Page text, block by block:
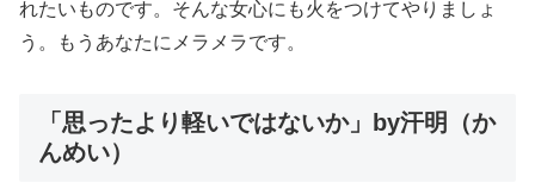
れたいものです。そんな女心にも火をつけてやりましょ
う。もうあなたにメラメラです。
「思ったより軽いではないか」by汗明（か
んめい）